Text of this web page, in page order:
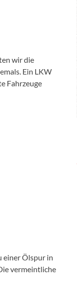
wir die
Ein LKW
Fahrzeuge
einer Ölspur in
vermeintliche